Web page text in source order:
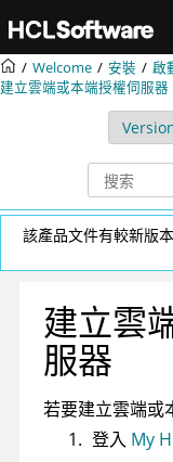
Welcome 安裝 啟
建立雲端或本端授權伺服器
該產品文件有較新版
建立雲
服器
若要建立雲端或
登入 My